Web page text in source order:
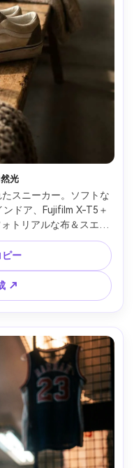
光
スニーカー。ソフトな
ドア、Fujifilm X-T5＋
トリアルな布＆スエー
景ボケ --ar 4:5
ピー
↗